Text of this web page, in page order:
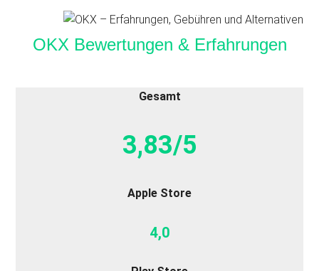
OKX Bewertungen & Erfahrungen
Gesamt
3,83/5
Apple Store
4,0